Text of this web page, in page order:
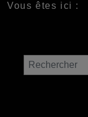
Vous êtes ici :